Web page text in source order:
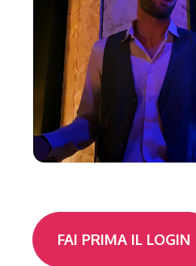
FAI PRIMA IL LOGIN